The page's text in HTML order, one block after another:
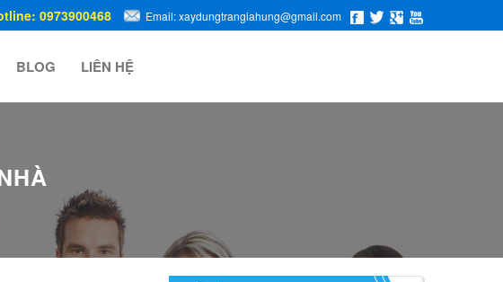
0973900468 Email: xaydungtrangiahung@gmail.com
BLOG LIÊN HỆ